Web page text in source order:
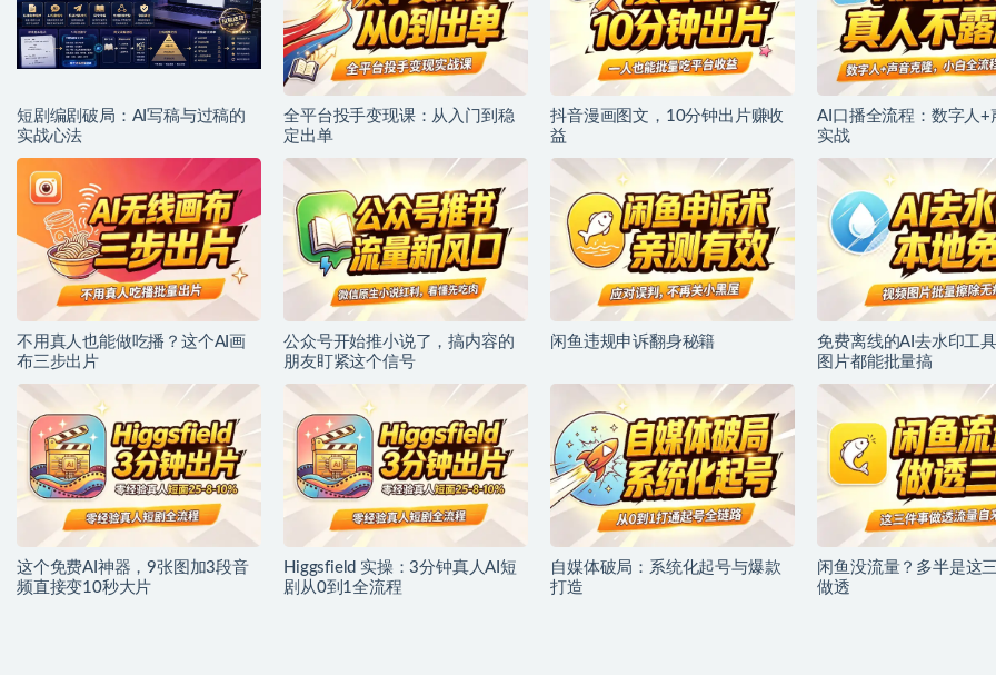
短剧编剧破局：AI写稿与过稿的
实战心法
全平台投手变现课：从入门到稳
定出单
抖音漫画图文，10分钟出片赚收
益
AI口播全流程：数字人+
实战
不用真人也能做吃播？这个AI画
布三步出片
公众号开始推小说了，搞内容的
朋友盯紧这个信号
闲鱼违规申诉翻身秘籍
免费离线的AI去水印工
图片都能批量搞
这个免费AI神器，9张图加3段音
频直接变10秒大片
Higgsfield 实操：3分钟真人AI短
剧从0到1全流程
自媒体破局：系统化起号与爆款
打造
闲鱼没流量？多半是这
做透